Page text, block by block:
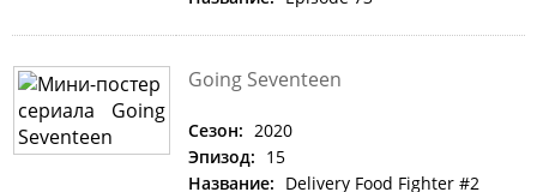
Going Seventeen
Сезон: 2020
Эпизод: 15
Название: Delivery Food Fighter #2